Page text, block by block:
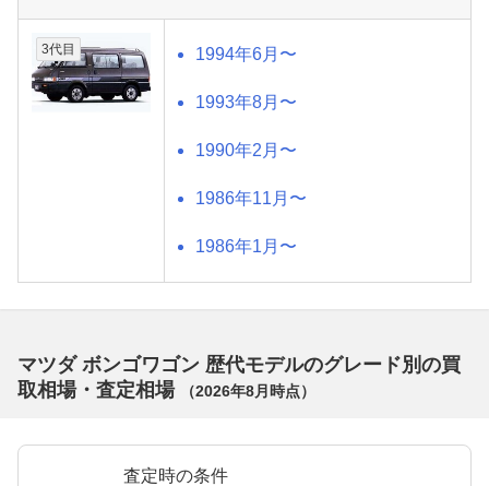
3代目 1994年6月〜
1993年8月〜
1990年2月〜
1986年11月〜
1986年1月〜
マツダ ボンゴワゴン 歴代モデルのグレード別の買
取相場・査定相場
（2026年8月 時点）
査定時の条件